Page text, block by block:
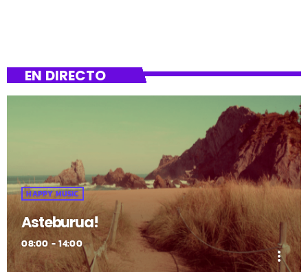
EN DIRECTO
HAPPY MUSIC
Asteburua!
08:00 - 14:00
more_vert